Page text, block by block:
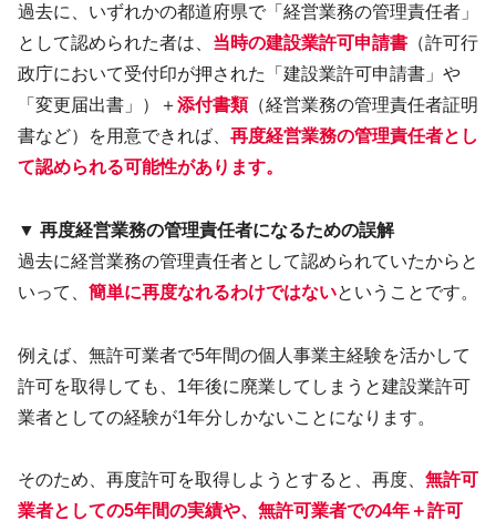
過去に、いずれかの都道府県で「経営業務の管理責任者」
として認められた者は、 当時の建設業許可申請書 （許可行
政庁において受付印が押された「建設業許可申請書」や
「変更届出書」）＋添付書類（経営業務の管理責任者証明
書など）を用意できれば、 再度経営業務の管理責任者とし
て認められる可能性があります。
▼ 再度経営業務の管理責任者になるための誤解
過去に経営業務の管理責任者として認められていたからと
いって、 簡単に再度なれるわけではないということです。
例えば、無許可業者で5年間の個人事業主経験を活かして
許可を取得しても、1年後に廃業してしまうと建設業許可
業者としての経験が1年分しかないことになります。
そのため、再度許可を取得しようとすると、再度、 無許可
業者としての5年間の実績や、無許可業者での4年＋許可